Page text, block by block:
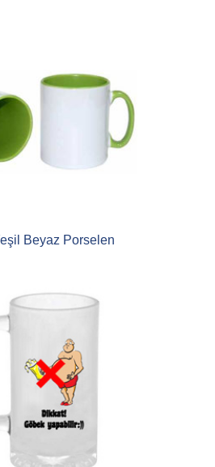
Beyaz Porselen